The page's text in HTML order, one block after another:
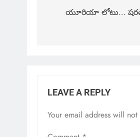
యూరియా లోటు…
LEAVE A REPLY
Your email address will